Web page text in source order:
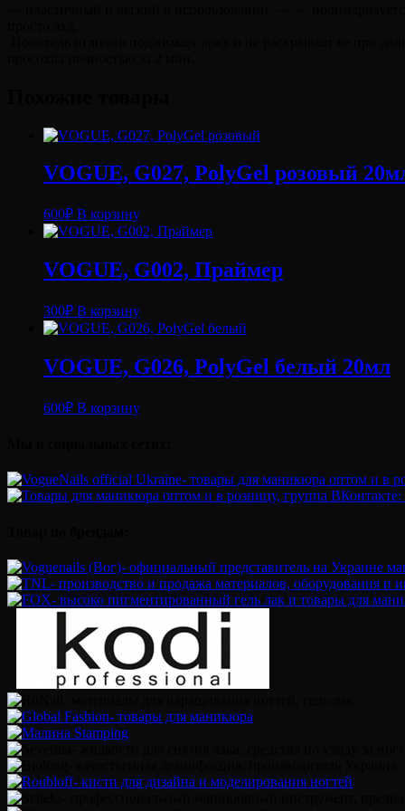
VOGUE, G027, PolyGel розовый
600₽ В корзину
VOGUE, G002, Праймер
300₽ В корзину
VOGUE, G026, PolyGel белый 20мл
600₽ В корзину